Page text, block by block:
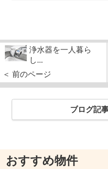
浄水器を一人暮ら
し...
＜ 前のページ
ブログ記
おすすめ物件